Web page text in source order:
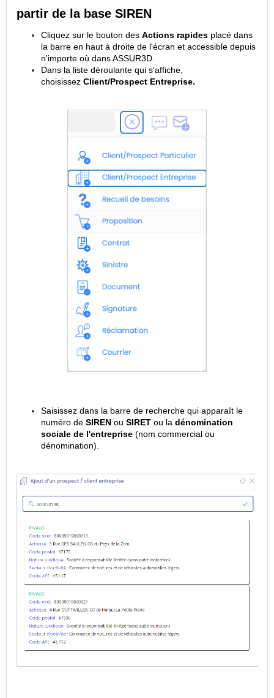
partir de la base SIREN
Cliquez sur le bouton des Actions rapides placé dans
la barre en haut à droite de l'écran et accessible depuis
n'importe où dans ASSUR3D.
Dans la liste déroulante qui s'affiche,
choisissez Client/Prospect Entreprise.
Saisissez dans la barre de recherche qui apparaît le
numéro de SIREN ou SIRET ou la dénomination
sociale de l'entreprise (nom commercial ou
dénomination).